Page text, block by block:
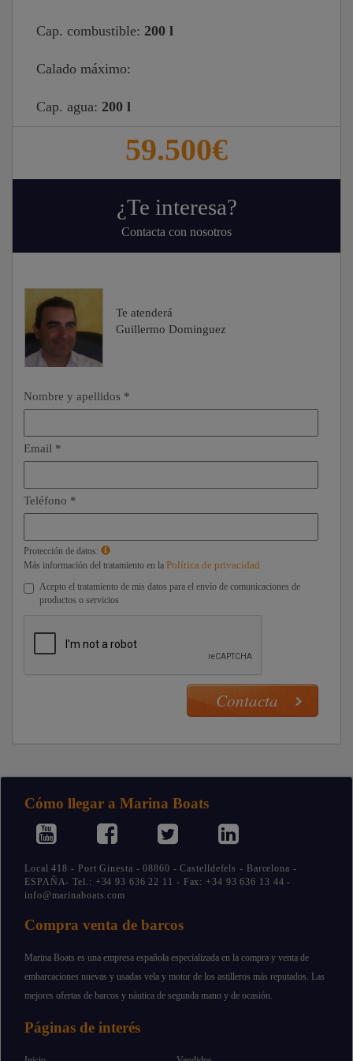
Cap. combustible: 200 l
Calado máximo:
Cap. agua: 200 l
59.500€
¿Te interesa?
Contacta con nosotros
Te atenderá
Guillermo Dominguez
Nombre y apellidos *
Email *
Teléfono *
Protección de datos:
Más información del tratamiento en la Política de privacidad
Acepto el tratamiento de mis datos para el envío de comunicaciones de
productos o servicios
Cómo llegar a Marina Boats
Local 418 - Port Ginesta - 08860 - Castelldefels - Barcelona -
ESPAÑA- Tel.: +34 93 636 22 11 - Fax: +34 93 636 13 44 -
info@marinaboats.com
Compra venta de barcos
Marina Boats es una empresa española especializada en la compra y venta de
embarcaciones nuevas y usadas vela y motor de los astilleros más reputados. Las
mejores ofertas de barcos y náutica de segunda mano y de ocasión.
Páginas de interés